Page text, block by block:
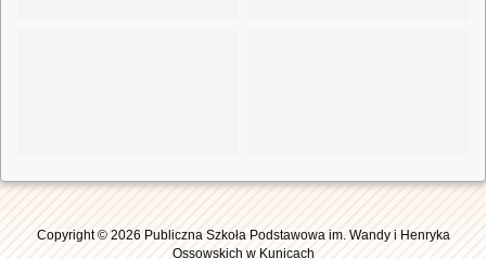
Copyright © 2026 Publiczna Szkoła Podstawowa im. Wandy i Henryka
Ossowskich w Kunicach